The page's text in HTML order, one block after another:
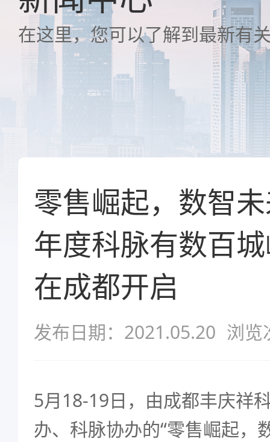
在这里，您可以了解到最新有
零售崛起，数智
年度科脉有数百
在成都开启
发布日期：2021.05.20 浏览
5月18-19日，由成都丰庆祥
办、科脉协办的“零售崛起